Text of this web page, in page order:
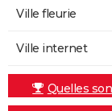
Ville fleurie
Ville internet
Quelles